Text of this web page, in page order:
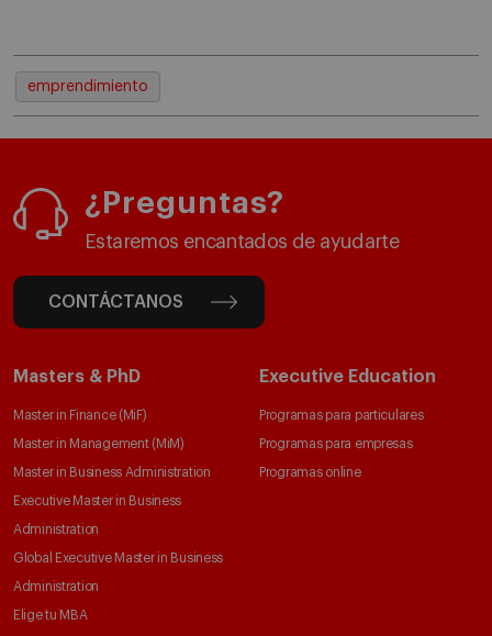
emprendimiento
¿Preguntas?
Estaremos encantados de ayudarte
CONTÁCTANOS
Masters & PhD
Master in Finance (MiF)
Master in Management (MiM)
Master in Business Administration
Executive Master in Business
Administration
Global Executive Master in Business
Administration
Elige tu MBA
Executive Education
Programas para particulares
Programas para empresas
Programas online